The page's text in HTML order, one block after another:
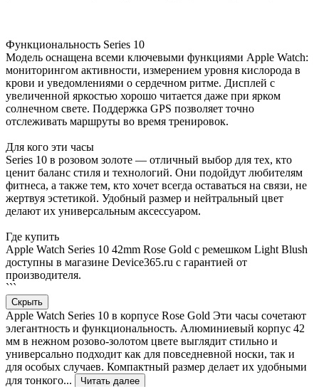
Функциональность Series 10
Модель оснащена всеми ключевыми функциями Apple Watch:
мониторингом активности, измерением уровня кислорода в
крови и уведомлениями о сердечном ритме. Дисплей с
увеличенной яркостью хорошо читается даже при ярком
солнечном свете. Поддержка GPS позволяет точно
отслеживать маршруты во время тренировок.
Для кого эти часы
Series 10 в розовом золоте — отличный выбор для тех, кто
ценит баланс стиля и технологий. Они подойдут любителям
фитнеса, а также тем, кто хочет всегда оставаться на связи, не
жертвуя эстетикой. Удобный размер и нейтральный цвет
делают их универсальным аксессуаром.
Где купить
Apple Watch Series 10 42mm Rose Gold с ремешком Light Blush
доступны в магазине Device365.ru с гарантией от
производителя.
```
Скрыть
Apple Watch Series 10 в корпусе Rose Gold Эти часы сочетают
элегантность и функциональность. Алюминиевый корпус 42
мм в нежном розово-золотом цвете выглядит стильно и
универсально подходит как для повседневной носки, так и
для особых случаев. Компактный размер делает их удобными
для тонкого...
Читать далее